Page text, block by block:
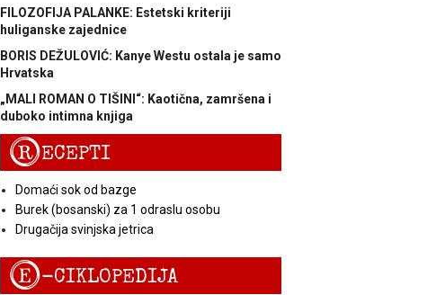
FILOZOFIJA PALANKE: Estetski kriteriji
huliganske zajednice
BORIS DEŽULOVIĆ: Kanye Westu ostala je samo
Hrvatska
„MALI ROMAN O TIŠINI“: Kaotična, zamršena i
duboko intimna knjiga
RECEPTI
Domaći sok od bazge
Burek (bosanski) za 1 odraslu osobu
Drugačija svinjska jetrica
E-CIKLOPEDIJA